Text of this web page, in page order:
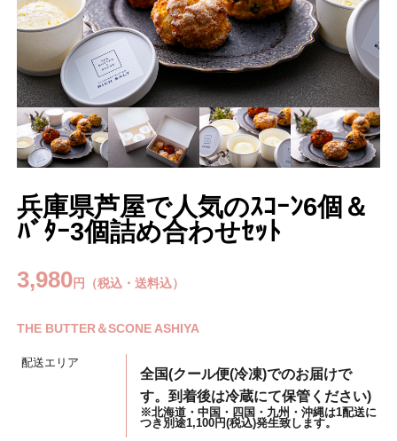
兵庫県芦屋で人気のｽｺｰﾝ6個＆
ﾊﾞﾀｰ3個詰め合わせｾｯﾄ
3,980円（税込・送料込）
THE BUTTER＆SCONE ASHIYA
配送エリア
全国(クール便(冷凍)でのお届けで
す。到着後は冷蔵にて保管ください)
※北海道・中国・四国・九州・沖縄は1配送に
つき別途1,100円(税込)発生致します。